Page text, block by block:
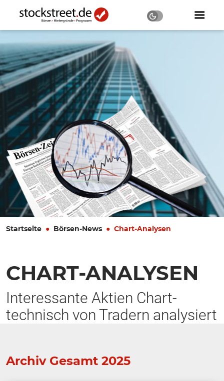
Startseite Börsen-News Chart-Analysen
CHART-ANALYSEN
Interessante Aktien Chart-
technisch von Tradern analysiert
Archiv Gesamt 2025